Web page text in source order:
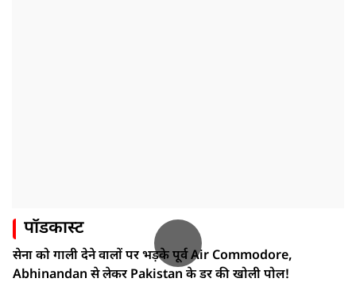
पॉडकास्ट
सेना को गाली देने वालों पर भड़के पूर्व Air Commodore,
Abhinandan से लेकर Pakistan के डर की खोली पोल!